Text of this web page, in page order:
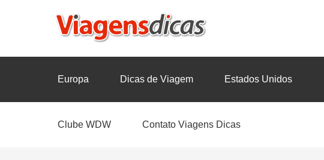
Europa Dicas de Viagem Estados Unidos
Clube WDW Contato Viagens Dicas